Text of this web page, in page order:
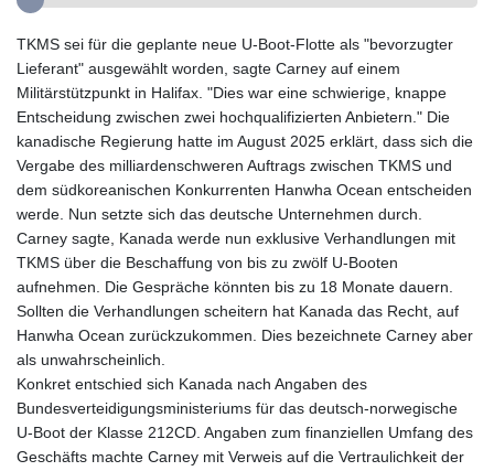
TKMS sei für die geplante neue U-Boot-Flotte als "bevorzugter
Lieferant" ausgewählt worden, sagte Carney auf einem
Militärstützpunkt in Halifax. "Dies war eine schwierige, knappe
Entscheidung zwischen zwei hochqualifizierten Anbietern." Die
kanadische Regierung hatte im August 2025 erklärt, dass sich die
Vergabe des milliardenschweren Auftrags zwischen TKMS und
dem südkoreanischen Konkurrenten Hanwha Ocean entscheiden
werde. Nun setzte sich das deutsche Unternehmen durch.
Carney sagte, Kanada werde nun exklusive Verhandlungen mit
TKMS über die Beschaffung von bis zu zwölf U-Booten
aufnehmen. Die Gespräche könnten bis zu 18 Monate dauern.
Sollten die Verhandlungen scheitern hat Kanada das Recht, auf
Hanwha Ocean zurückzukommen. Dies bezeichnete Carney aber
als unwahrscheinlich.
Konkret entschied sich Kanada nach Angaben des
Bundesverteidigungsministeriums für das deutsch-norwegische
U-Boot der Klasse 212CD. Angaben zum finanziellen Umfang des
Geschäfts machte Carney mit Verweis auf die Vertraulichkeit der